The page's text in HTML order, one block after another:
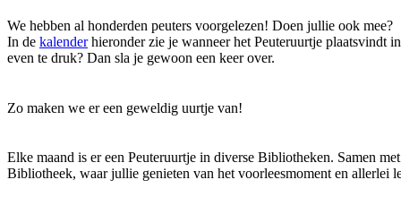
We hebben al honderden peuters voorgelezen! Doen jullie ook mee?
In de kalenderhieronder zie je wanneer het Peuteruurtje plaatsvindt
even te druk? Dan sla je gewoon een keer over.
Zo maken we er een geweldig uurtje van!
Elke maand is er een Peuteruurtje in diverse Bibliotheken. Samen
Bibliotheek, waar jullie genieten van het voorleesmoment en allerlei